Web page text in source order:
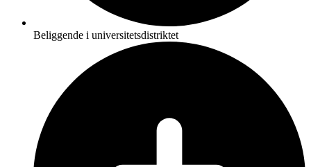
Beliggende i universitetsdistriktet